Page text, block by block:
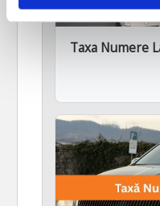
Taxa Numere